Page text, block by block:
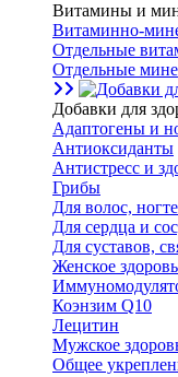
Витамины и
Витаминно-
Отдельные
Отдельные
Добавки для
Адаптогены и
Антиоксиданты
Антистресс и
Грибы
Для волос,
Для сердца и
Для суставов,
Женское
Коэнзим Q10
Лецитин
Мужское
Общее